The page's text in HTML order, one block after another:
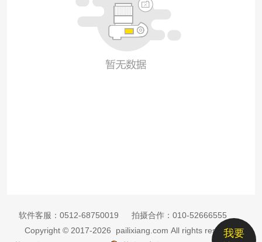
我要
软件客服： 0512-68750019 拍摄合作： 010-52666555
Copyright © 2017-2026 pailixiang.com All rights reserved